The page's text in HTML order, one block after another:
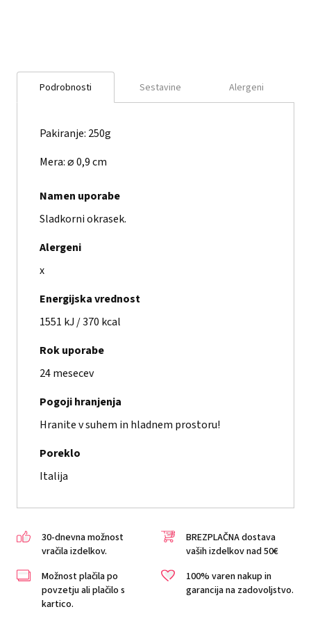
Podrobnosti Sestavine Alergeni
Pakiranje: 250g
Mera: ⌀ 0,9 cm
Namen uporabe
Sladkorni okrasek.
Alergeni
x
Energijska vrednost
1551 kJ / 370 kcal
Rok uporabe
24 mesecev
Pogoji hranjenja
Hranite v suhem in hladnem prostoru!
Poreklo
Italija
30-dnevna možnost
vračila izdelkov.
BREZPLAČNA dostava
vaših izdelkov nad 50€
Možnost plačila po
povzetju ali plačilo s
kartico.
100% varen nakup in
garancija na zadovoljstvo.